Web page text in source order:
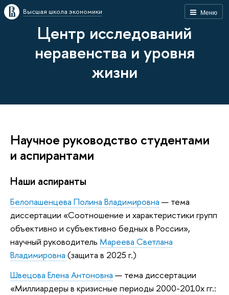
Меню
Высшая школа экономики
Центр исследований
неравенства и уровня
жизни
Научное руководство студентами
и аспирантами
Наши аспиранты
Белопашенцева Полина Владимировна — тема
диссертации «Соотношение и характеристики групп
объективно и субъективно бедных в России»,
научный руководитель Мареева Светлана
Владимировна (защита в 2025 г.)
Швецова Елена Антоновна — тема диссертации
«Миллиардеры в кризисные периоды 2000-2010х гг.: